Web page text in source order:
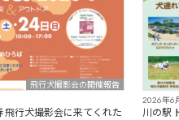
飛行犬撮影会の開催報告
飛行犬撮影会に来てくれた
2026年6
川の駅